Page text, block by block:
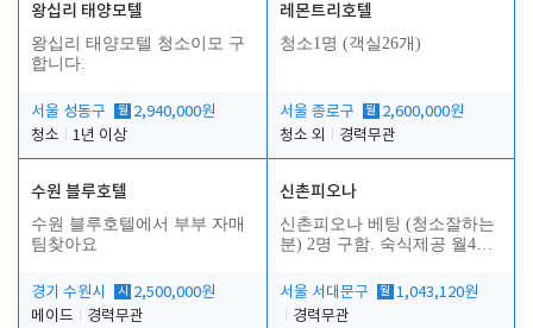
왕십리 태양모텔
왕십리 태양모텔 청소이모 구
합니다.
서울 성동구 월 2,940,000원
청소
1년 이상
레몬트리호텔
청소1명 (객실26개)
서울 종로구 월 2,600,000원
청소 외
경력무관
수원 블루호텔
수원 블루호텔에서 부부 자매
팀찾아요
경기 수원시 시
2,500,000원
메이드
경력무관
신촌피오나
신촌피오나 베팅 (청소잘하는
분) 2명 구함. 숙식제공 월4회
서울 서대문구
월 1,043,120원
경력무관